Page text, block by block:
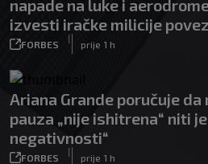
napade na luke i
izvesti iračke milicije
FORBES
|
prije 1 h
Ariana Grande poručuje
pauza „nije ishitrena“ niti
negativnosti“
FORBES
|
prije 1 h